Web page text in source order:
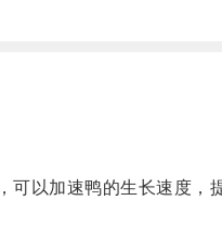
以加速鸭的生长速度，